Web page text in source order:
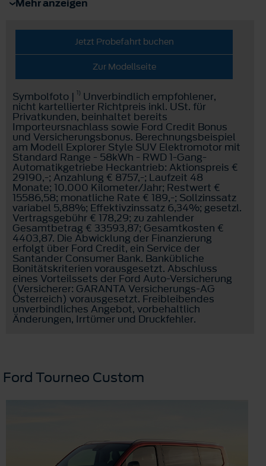
Mehr anzeigen
Jetzt Probefahrt buchen
Zur Modellseite
Symbolfoto | 1) Unverbindlich empfohlener,
nicht kartellierter Richtpreis inkl. USt. für
Privatkunden, beinhaltet bereits
Importeursnachlass sowie Ford Credit Bonus
und Versicherungsbonus. Berechnungsbeispiel
am Modell Explorer Style SUV Elektromotor mit
Standard Range - 58kWh - RWD 1-Gang-
Automatikgetriebe Heckantrieb: Aktionspreis €
29190,-; Anzahlung € 8757,-; Laufzeit 48
Monate; 10.000 Kilometer/Jahr; Restwert €
15586,58; monatliche Rate € 189,-; Sollzinssatz
variabel 5,88%; Effektivzinssatz 6,34%; gesetzl.
Vertragsgebühr € 178,29; zu zahlender
Gesamtbetrag € 33593,87; Gesamtkosten €
4403,87. Die Abwicklung der Finanzierung
erfolgt über Ford Credit, ein Service der
Santander Consumer Bank. Bankübliche
Bonitätskriterien vorausgesetzt. Abschluss
eines Vorteilssets der Ford Auto-Versicherung
(Versicherer: GARANTA Versicherungs-AG
Österreich) vorausgesetzt. Freibleibendes
unverbindliches Angebot, vorbehaltlich
Änderungen, Irrtümer und Druckfehler.
Ford Tourneo Custom